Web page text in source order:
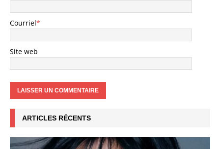
Courriel*
Site web
ARTICLES RÉCENTS